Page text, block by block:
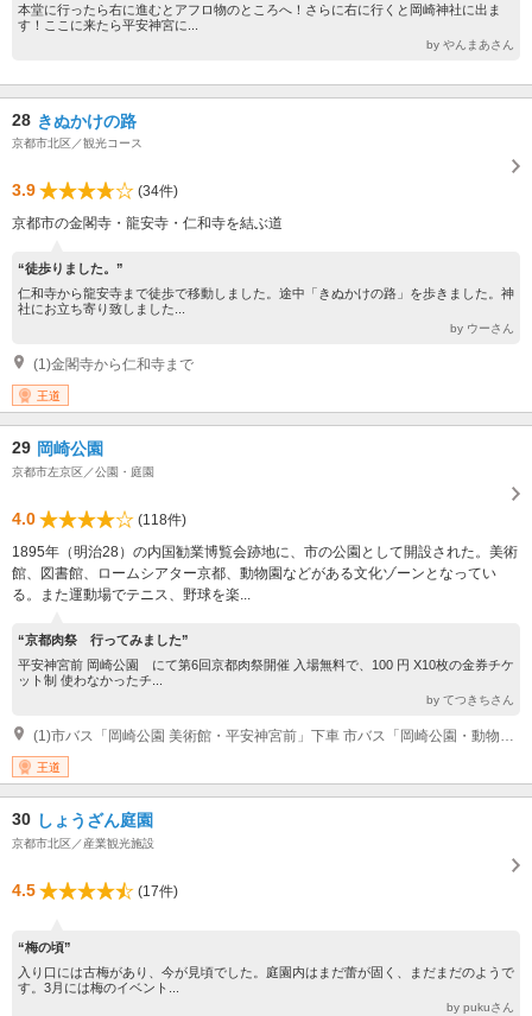
本堂に行ったら右に進むとアフロ物のところへ！さらに右に行くと岡崎神社に出ま
す！ここに来たら平安神宮に...
by やんまあさん
28 きぬかけの路
京都市北区／観光コース
3.9
(34件)
京都市の金閣寺・龍安寺・仁和寺を結ぶ道
“徒歩りました。”
仁和寺から龍安寺まで徒歩で移動しました。途中「きぬかけの路」を歩きました。神
社にお立ち寄り致しました...
by ウーさん
(1)金閣寺から仁和寺まで
王道
29 岡崎公園
京都市左京区／公園・庭園
4.0
(118件)
1895年（明治28）の内国勧業博覧会跡地に、市の公園として開設された。美術
館、図書館、ロームシアター京都、動物園などがある文化ゾーンとなってい
る。また運動場でテニス、野球を楽...
“京都肉祭 行ってみました”
平安神宮前 岡崎公園 にて第6回京都肉祭開催 入場無料で、100 円 X10枚の金券チケ
ット制 使わなかったチ...
by てつきちさん
(1)市バス「岡崎公園 美術館・平安神宮前」下車 市バス「岡崎公園・動物園前」下車 地下鉄東西線「東山」駅下車
王道
30 しょうざん庭園
京都市北区／産業観光施設
4.5 (17件)
“梅の頃”
入り口には古梅があり、今が見頃でした。庭園内はまだ蕾が固く、まだまだのようで
す。3月には梅のイベント...
by pukuさん